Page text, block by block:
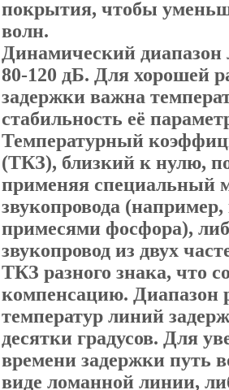
покрытия, чтобы
волн.
Динамический диапазон
80-120 дБ. Для хорошей
задержки важна
стабильность её
Температурный
(ТКЗ), близкий к нулю,
применяя специальный
звукопровода
примесями фосфора),
звукопровод из двух
ТКЗ разного знака, что
компенсацию. Диапазон
температур линий
десятки градусов. Для
времени задержки путь
виде ломанной линии,